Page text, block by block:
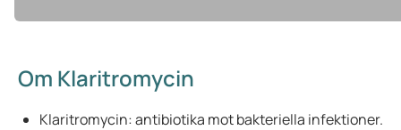
Om Klaritromycin
Klaritromycin: antibiotika mot bakteriella infektioner.